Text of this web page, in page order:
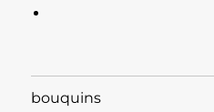
bouquins